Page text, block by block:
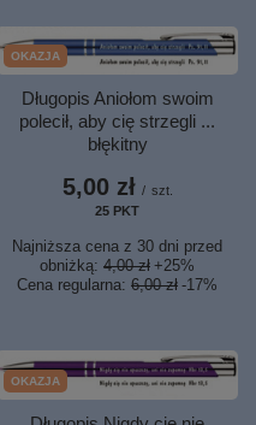
OKAZJA
Długopis Aniołom swoim
polecił, aby cię strzegli ...
błękitny
5,00 zł / szt.
25 PKT
Najniższa cena z 30 dni przed
obniżką: 4,00 zł +25%
Cena regularna: 6,00 zł -17%
OKAZJA